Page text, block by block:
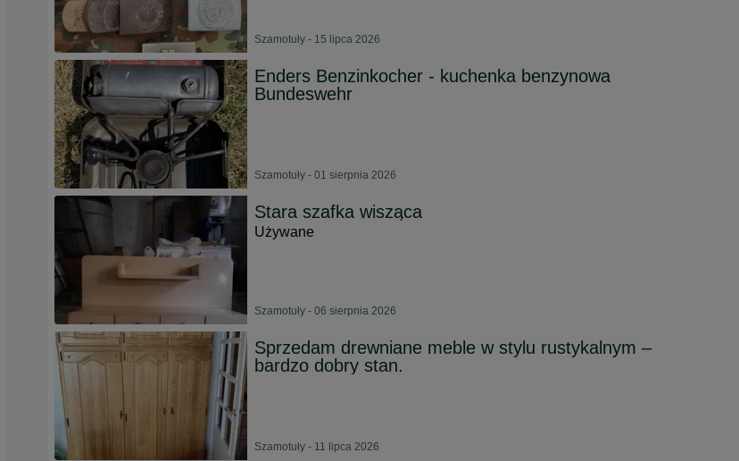
Szamotuły - 15 lipca 2026
Enders Benzinkocher - kuchenka benzynowa
Bundeswehr
Szamotuły - 01 sierpnia 2026
Stara szafka wisząca
Używane
Szamotuły - 06 sierpnia 2026
Sprzedam drewniane meble w stylu rustykalnym –
bardzo dobry stan.
Szamotuły - 11 lipca 2026